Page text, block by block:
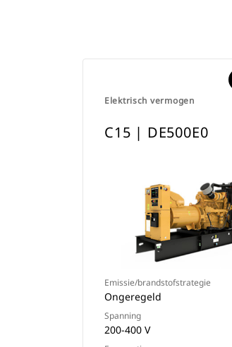
Elektrisch vermogen
C15 | DE500E0
Emissie/brandstofstrategie
Ongeregeld
Spanning
200-400 V